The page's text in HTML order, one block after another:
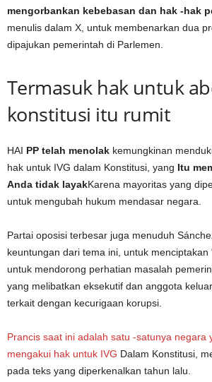
mengorbankan kebebasan dan hak -hak
menulis dalam X, untuk membenarkan dua
dipajukan pemerintah di Parlemen.
Termasuk hak untuk
konstitusi itu rumit
HAI PP telah menolak kemungkinan
hak untuk IVG dalam Konstitusi, yang Itu
Anda tidak layakKarena mayoritas yang
untuk mengubah hukum mendasar negara.
Partai oposisi terbesar juga menuduh
keuntungan dari tema ini, untuk menciptakan
untuk mendorong perhatian masalah
yang melibatkan eksekutif dan anggota
terkait dengan kecurigaan korupsi.
Prancis saat ini adalah satu -satunya negara
mengakui hak untuk IVG Dalam Konstitusi,
pada teks yang diperkenalkan tahun lalu.